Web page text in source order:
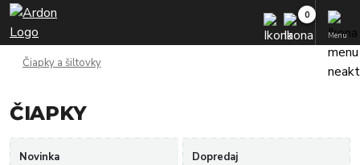
Menu
Čiapky a šiltovky
ČIAPKY
Novinka Dopredaj